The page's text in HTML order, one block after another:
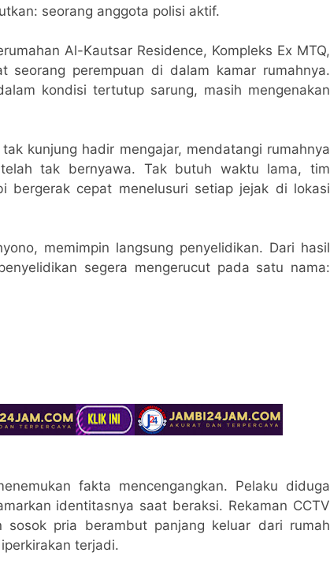
seorang anggota polisi aktif.
Al-Kautsar Residence, Kompleks Ex MTQ,
seorang perempuan di dalam kamar rumahnya.
kondisi tertutup sarung, masih mengenakan
kunjung hadir mengajar, mendatangi rumahnya
tak bernyawa. Tak butuh waktu lama, tim
bergerak cepat menelusuri setiap jejak di lokasi
memimpin langsung penyelidikan. Dari hasil
segera mengerucut pada satu nama:
fakta mencengangkan. Pelaku diduga
identitasnya saat beraksi. Rekaman CCTV
sosok pria berambut panjang keluar dari rumah
terjadi.